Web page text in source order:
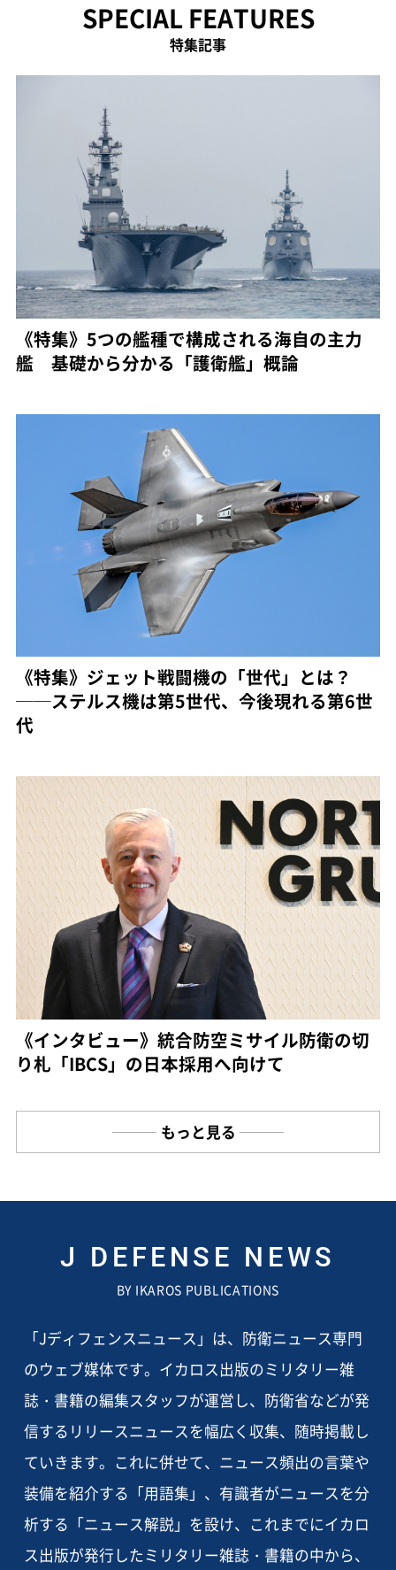
SPECIAL FEATURES
特集記事
《特集》5つの艦種で構成される海自の主力
艦 基礎から分かる「護衛艦」概論
《特集》ジェット戦闘機の「世代」とは？
──ステルス機は第5世代、今後現れる第6世
代
《インタビュー》統合防空ミサイル防衛の切
り札「IBCS」の日本採用へ向けて
もっと見る
J DEFENSE NEWS
BY IKAROS PUBLICATIONS
「Jディフェンスニュース」は、防衛ニュース専門
のウェブ媒体です。イカロス出版のミリタリー雑
誌・書籍の編集スタッフが運営し、防衛省などが発
信するリリースニュースを幅広く収集、随時掲載し
ていきます。これに併せて、ニュース頻出の言葉や
装備を紹介する「用語集」、有識者がニュースを分
析する「ニュース解説」を設け、これまでにイカロ
ス出版が発行したミリタリー雑誌・書籍の中から、